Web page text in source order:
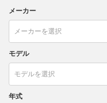
メーカー
モデル
年式